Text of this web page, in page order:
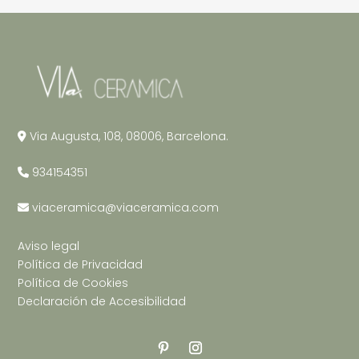
Via Augusta, 108, 08006, Barcelona.
934154351
viaceramica@viaceramica.com
Aviso legal
Política de Privacidad
Política de Cookies
Declaración de Accesibilidad